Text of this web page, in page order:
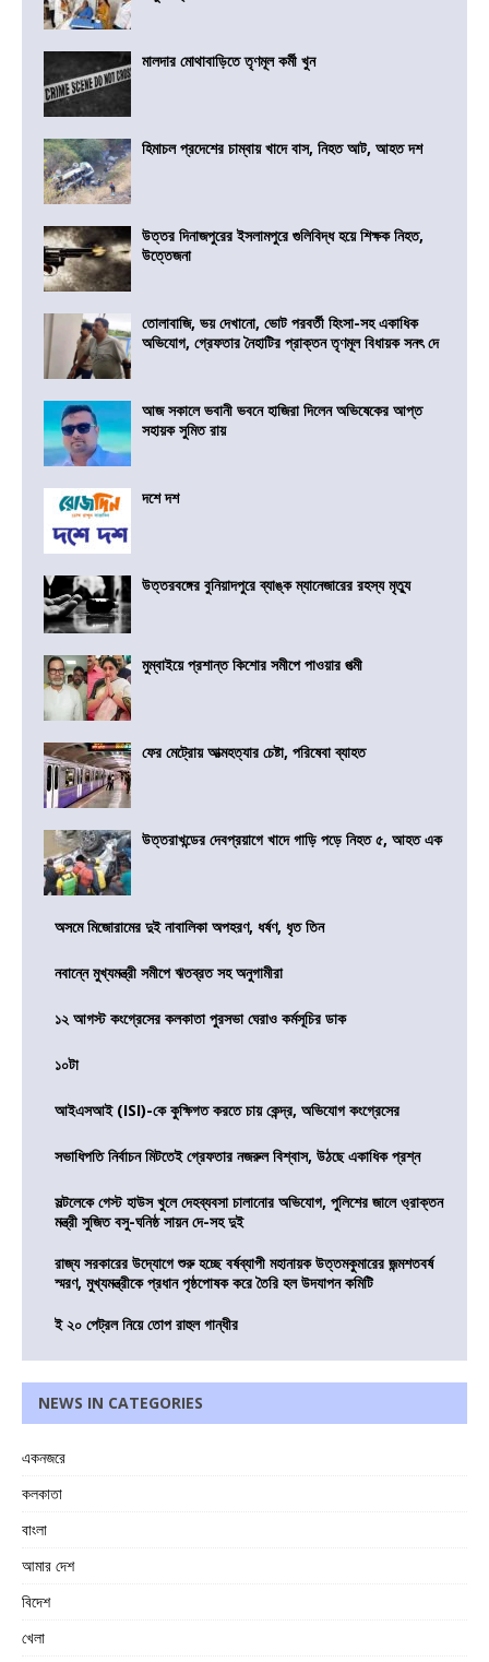
মালদার মোথাবাড়িতে তৃণমূল কর্মী খুন
হিমাচল প্রদেশের চাম্বায় খাদে বাস, নিহত আট, আহত দশ
উত্তর দিনাজপুরের ইসলামপুরে গুলিবিদ্ধ হয়ে শিক্ষক নিহত,
উত্তেজনা
তোলাবাজি, ভয় দেখানো, ভোট পরবর্তী হিংসা-সহ একাধিক
অভিযোগ, গ্রেফতার নৈহাটির প্রাক্তন তৃণমূল বিধায়ক সনৎ দে
আজ সকালে ভবানী ভবনে হাজিরা দিলেন অভিষেকের আপ্ত
সহায়ক সুমিত রায়
দশে দশ
উত্তরবঙ্গের বুনিয়াদপুরে ব্যাঙ্ক ম্যানেজারের রহস্য মৃত্যু
মুম্বাইয়ে প্রশান্ত কিশোর সমীপে পাওয়ার পত্মী
ফের মেট্রোয় আত্মহত্যার চেষ্টা, পরিষেবা ব্যাহত
উত্তরাখন্ডের দেবপ্রয়াগে খাদে গাড়ি পড়ে নিহত ৫, আহত এক
অসমে মিজোরামের দুই নাবালিকা অপহরণ, ধর্ষণ, ধৃত তিন
নবান্নে মুখ্যমন্ত্রী সমীপে ঋতব্রত সহ অনুগামীরা
১২ আগস্ট কংগ্রেসের কলকাতা পুরসভা ঘেরাও কর্মসূচির ডাক
১০টা
আইএসআই (ISI)-কে কুক্ষিগত করতে চায় কেন্দ্র, অভিযোগ কংগ্রেসের
সভাধিপতি নির্বাচন মিটতেই গ্রেফতার নজরুল বিশ্বাস, উঠছে একাধিক প্রশ্ন
সল্টলেকে গেস্ট হাউস খুলে দেহব্যবসা চালানোর অভিযোগ, পুলিশের জালে ও্রাক্তন
মন্ত্রী সুজিত বসু-ঘনিষ্ঠ সায়ন দে-সহ দুই
রাজ্য সরকারের উদ্যোগে শুরু হচ্ছে বর্ষব্যাপী মহানায়ক উত্তমকুমারের জন্মশতবর্ষ
স্মরণ, মুখ্যমন্ত্রীকে প্রধান পৃষ্ঠপোষক করে তৈরি হল উদযাপন কমিটি
ই ২০ পেট্রল নিয়ে তোপ রাহুল গান্ধীর
NEWS IN CATEGORIES
একনজরে
কলকাতা
বাংলা
আমার দেশ
বিদেশ
খেলা